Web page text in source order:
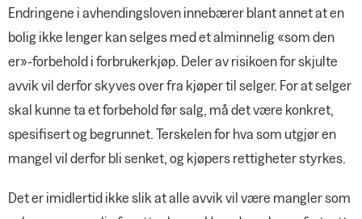
Endringene i avhendingsloven innebærer blant annet at en
bolig ikke lenger kan selges med et alminnelig «som den
er»-forbehold i forbrukerkjøp. Deler av risikoen for skjulte
avvik vil derfor skyves over fra kjøper til selger. For at selger
skal kunne ta et forbehold før salg, må det være konkret,
spesifisert og begrunnet. Terskelen for hva som utgjør en
mangel vil derfor bli senket, og kjøpers rettigheter styrkes.
Det er imidlertid ikke slik at alle avvik vil være mangler som